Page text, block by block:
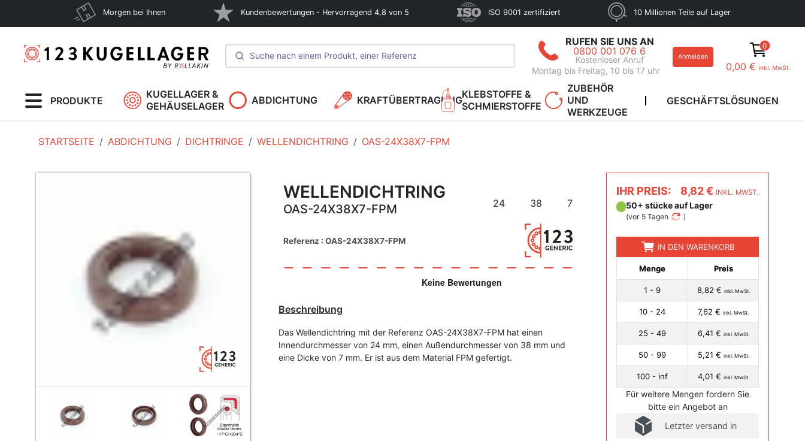
Morgen bei Ihnen Kundenbewertungen - Hervorragend 4,8 von 5 ISO 9001 zertifiziert 10 Millionen Teile auf Lager
RUFEN SIE UNS AN
0800 001 076 6
Kostenloser Anruf
Montag bis Freitag, 10 bis 17 uhr
Anmelden
0
0,00 € inkl. MwSt.
PRODUKTE
KUGELLAGER &
GEHÄUSELAGER
ABDICHTUNG KRAFTÜBERTRAGUNGKLEBSTOFFE &
SCHMIERSTOFFE
ZUBEHÖR
UND
WERKZEUGE
GESCHÄFTSLÖSUNGEN
STARTSEITE ABDICHTUNG DICHTRINGE WELLENDICHTRING OAS-24X38X7-FPM
WELLENDICHTRING
OAS-24X38X7-FPM 24 38 7
Referenz : OAS-24X38X7-FPM
Beschreibung
Das Wellendichtring mit der Referenz OAS-24X38X7-FPM hat einen
Innendurchmesser von 24 mm, einen Außendurchmesser von 38 mm und
eine Dicke von 7 mm. Er ist aus dem Material FPM gefertigt.
IHR PREIS: 8,82 € INKL. MWST.
50+ stücke auf Lager
(vor 5 Tagen )
IN DEN WARENKORB
Menge Preis
1 - 9 8,82 € inkl. MwSt.
10 - 24 7,62 € inkl. MwSt.
25 - 49 6,41 € inkl. MwSt.
50 - 99 5,21 € inkl. MwSt.
100 - inf 4,01 € inkl. MwSt.
Für weitere Mengen fordern Sie
bitte ein Angebot an
Letzter versand in